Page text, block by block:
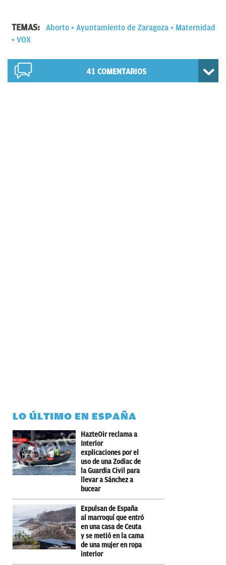
TEMAS: Aborto Ayuntamiento de Zaragoza
Maternidad
VOX
41 COMENTARIOS
LO ÚLTIMO EN ESPAÑA
HazteOir reclama a
Interior
explicaciones por el
uso de una Zodiac de
la Guardia Civil para
llevar a Sánchez a
bucear
Expulsan de España
al marroquí que entró
en una casa de Ceuta
y se metió en la cama
de una mujer en ropa
interior